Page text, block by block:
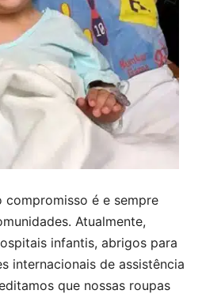
compromisso é e sempre
Atualmente,
infantis, abrigos para
internacionais de assistência
que nossas roupas